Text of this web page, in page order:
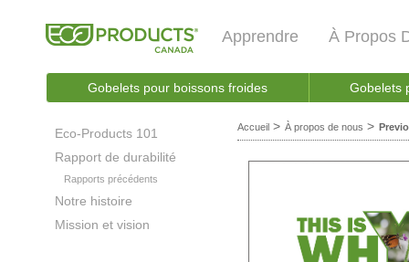
Apprendre À Propos
Gobelets pour boissons froides Gobelets
Eco-Products 101
Rapport de durabilité
Rapports précédents
Notre histoire
Mission et vision
Accueil > À propos de nous >